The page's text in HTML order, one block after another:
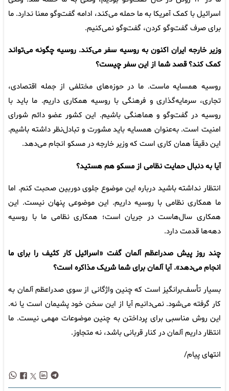
اسرائیل با کمک آمریکا به ما حمله می‌کند، ادامه گفت‌وگو معنا ندارد. ما
برای صرف گفت‌وگو کردن، گفت‌وگو نمی‌کنیم.
وزیر خارجه ایران اکنون به روسیه سفر می‌کند. روسیه چگونه می‌تواند
کمک کند؟ قصد شما از این سفر چیست؟
روسیه همسایه ماست. ما در حوزه‌های مختلفی از جمله اقتصادی،
تجاری، سرمایه‌گذاری و فرهنگی با روسیه همکاری داریم. ما باید با
روسیه در گفت‌وگو و هماهنگی باشیم. این کشور عضو دائم شورای
امنیت است. به‌عنوان همسایه باید مشورت و تبادل‌نظر داشته باشیم.
این دقیقاً همان کاری است که وزیر خارجه در مسکو انجام می‌دهد.
آیا به دنبال حمایت نظامی از مسکو هم هستید؟
انتظار نداشته باشید درباره این موضوع جلوی دوربین صحبت کنم. اما
ما همکاری نظامی با روسیه داریم. این موضوعی پنهان نیست. این
همکاری سال‌هاست در جریان است؛ همکاری نظامی ما با روسیه
دهه‌ها قدمت دارد.
چند روز پیش صدراعظم آلمان گفت «اسرائیل کار کثیف را برای ما
انجام می‌دهد». آیا آلمان برای شما شریک مذاکره است؟
بسیار تأسف‌برانگیز است که چنین واژگانی از سوی صدراعظم آلمان به
کار گرفته می‌شود. نمی‌دانیم آیا از این سخن خود پشیمان است یا نه.
این روش مناسبی برای پرداختن به چنین موضوعات مهمی نیست. ما
انتظار داریم آلمان در کنار قربانی باشد، نه متجاوز.
انتهای پیام/